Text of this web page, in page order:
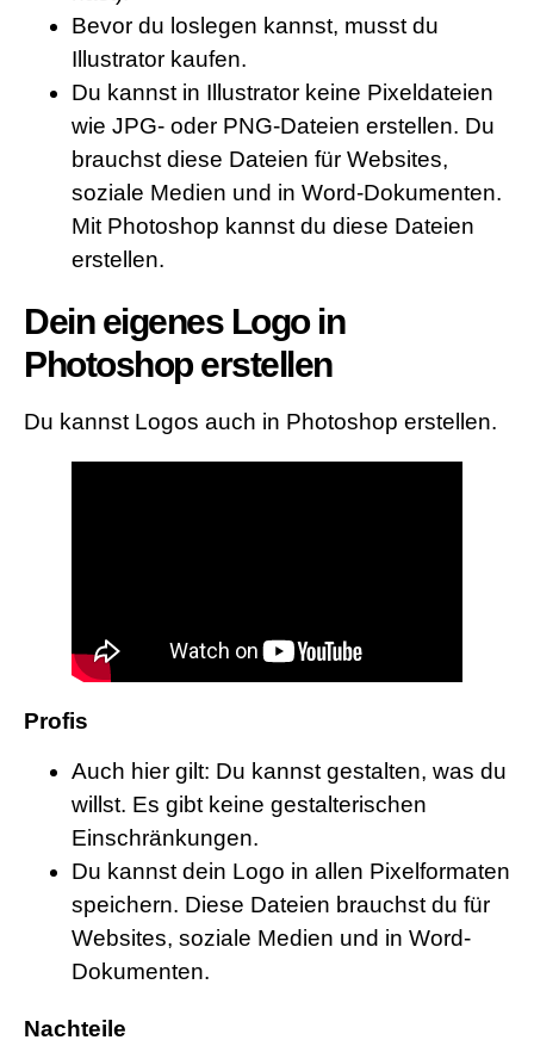
Bevor du loslegen kannst, musst du
Illustrator kaufen.
Du kannst in Illustrator keine Pixeldateien
wie JPG- oder PNG-Dateien erstellen. Du
brauchst diese Dateien für Websites,
soziale Medien und in Word-Dokumenten.
Mit Photoshop kannst du diese Dateien
erstellen.
Dein eigenes Logo in
Photoshop erstellen
Du kannst Logos auch in Photoshop erstellen.
Profis
Auch hier gilt: Du kannst gestalten, was du
willst. Es gibt keine gestalterischen
Einschränkungen.
Du kannst dein Logo in allen Pixelformaten
speichern. Diese Dateien brauchst du für
Websites, soziale Medien und in Word-
Dokumenten.
Nachteile